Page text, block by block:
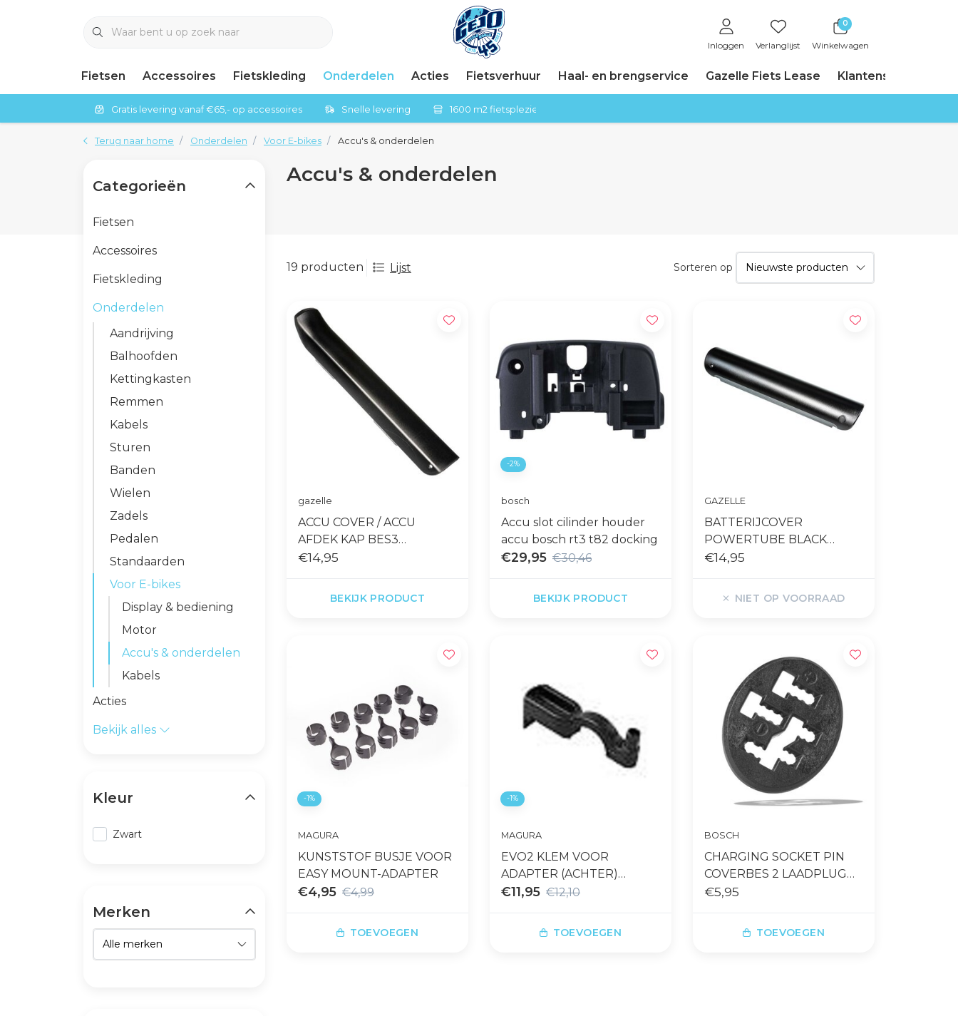
Inloggen Verlanglijst
0
Winkelwagen
Fietsen Accessoires Fietskleding Onderdelen Acties Fietsverhuur Haal- en brengservice Gazelle Fiets Lease Klantenservice
Gratis levering vanaf €65,- op accessoires Snelle levering 1600 m2 fietsplezier in Tiel
Terug naar home Onderdelen Voor E-bikes Accu's & onderdelen
Accu's & onderdelen
19 producten Lijst Sorteren op
gazelle
ACCU COVER / ACCU
AFDEK KAP BES3
AVIGNON
€14,95
BEKIJK PRODUCT
-2%
bosch
Accu slot cilinder houder
accu bosch rt3 t82 docking
€29,95 €30,46
BEKIJK PRODUCT
GAZELLE
BATTERIJCOVER
POWERTUBE BLACK
GRENOBLE BES3
€14,95
NIET OP VOORRAAD
-1%
MAGURA
KUNSTSTOF BUSJE VOOR
EASY MOUNT-ADAPTER
€4,95 €4,99
TOEVOEGEN
-1%
MAGURA
EVO2 KLEM VOOR
ADAPTER (ACHTER)
MOUNT
€11,95 €12,10
TOEVOEGEN
BOSCH
CHARGING SOCKET PIN
COVERBES 2 LAADPLUG
DOP
€5,95
TOEVOEGEN
Categorieën
Fietsen
Accessoires
Fietskleding
Onderdelen
Aandrijving
Balhoofden
Kettingkasten
Remmen
Kabels
Sturen
Banden
Wielen
Zadels
Pedalen
Standaarden
Voor E-bikes
Display & bediening
Motor
Accu's & onderdelen
Kabels
Acties
Bekijk alles
Kleur
Zwart
Merken